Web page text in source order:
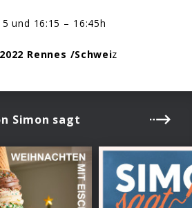
und 16:15 – 16:45h
Rennes /Schweiz
Simon sagt